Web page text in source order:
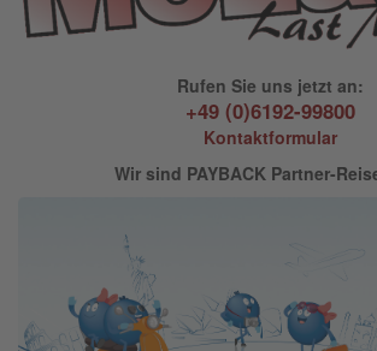
Rufen Sie uns jetzt an:
+49 (0)6192-99800
Kontaktformular
Wir sind PAYBACK Partner-